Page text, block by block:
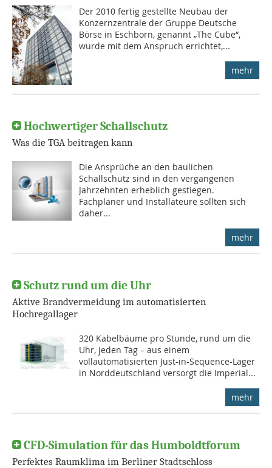
Der 2010 fertig gestellte Neubau der
Konzernzentrale der Gruppe Deutsche
Börse in Eschborn, genannt „The Cube“,
wurde mit dem Anspruch errichtet,...
mehr
Hochwertiger Schallschutz
Was die TGA beitragen kann
Die Ansprüche an den baulichen
Schallschutz sind in den vergangenen
Jahrzehnten erheblich gestiegen.
Fachplaner und Installateure sollten sich
daher...
mehr
Schutz rund um die Uhr
Aktive Brandvermeidung im automatisierten
Hochregallager
320 Kabelbäume pro Stunde, rund um die
Uhr, jeden Tag – aus einem
vollautomatisierten Just-in-Sequence-Lager
in Norddeutschland versorgt die Imperial...
mehr
CFD-Simulation für das Humboldtforum
Perfektes Raumklima im Berliner Stadtschloss